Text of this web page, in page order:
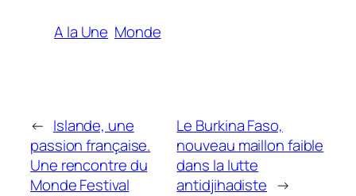
A la Une Monde
← Islande, une
passion française.
Une rencontre du
Monde Festival
Le Burkina Faso,
nouveau maillon faible
dans la lutte
antidjihadiste →